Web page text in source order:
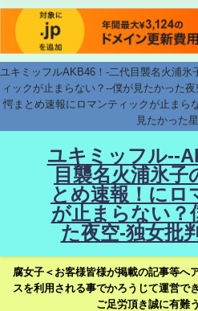
ユキミッフルAKB46！-二代目襲名火浦
ィックが止まらない？--僕が見たかった
愕まとめ速報にロマンティックが止まら
見たかった
ユキミッフル--
目襲名火浦氷子
とめ速報！にロ
が止まらない？
た夜空-独女批
腐女子＜お客様皆様が掲載の記事等へ
スを利用される事でかろうじて運営で
ご足労頂き誠に有難